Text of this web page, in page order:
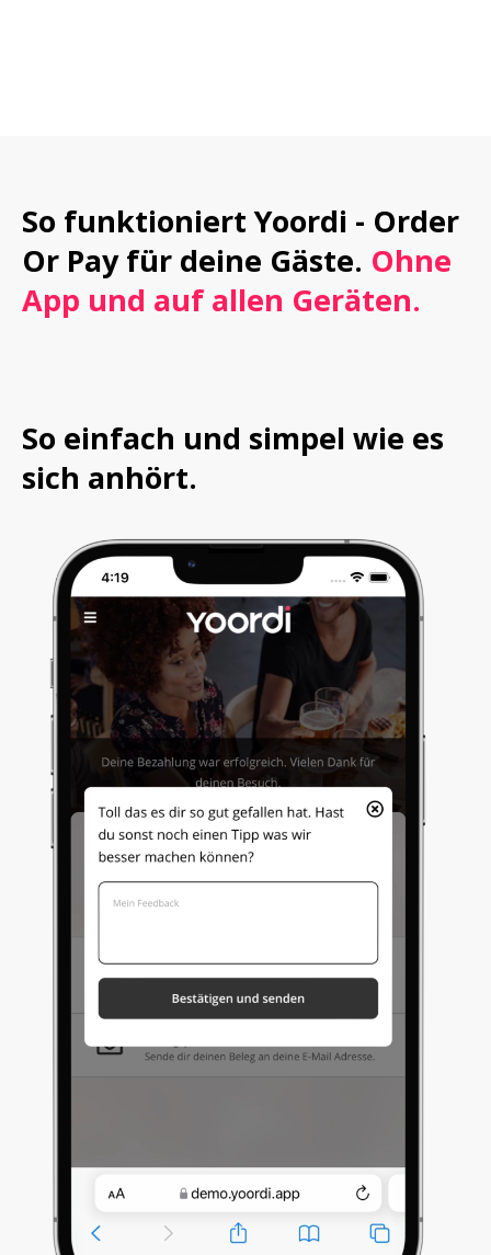
So funktioniert Yoordi - Order
Or Pay für deine Gäste. Ohne
App und auf allen Geräten.
So einfach und simpel wie es
sich anhört.